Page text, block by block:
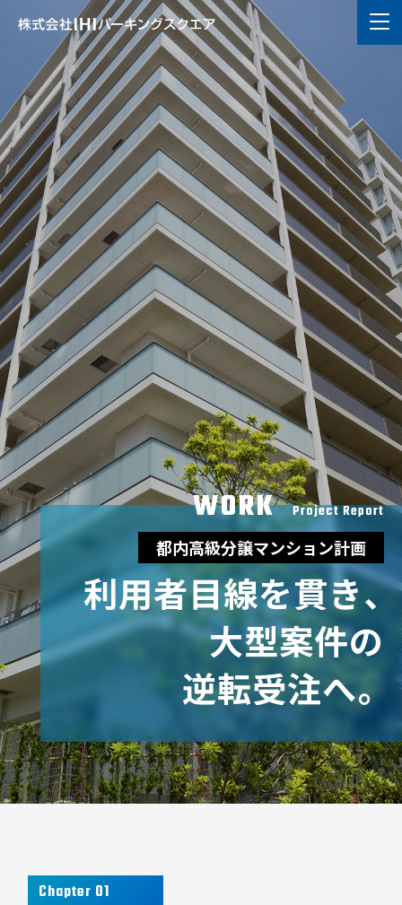
WORK Project Report
都内高級分譲マンション計画
利用者目線を貫き、
大型案件の
逆転受注へ。
Chapter 01